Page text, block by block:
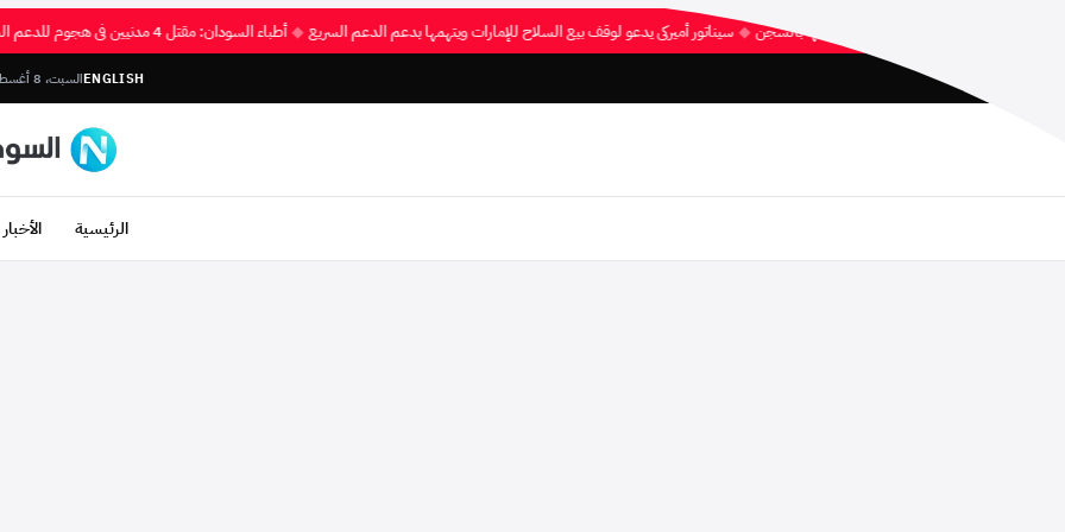
الحركة الشعبية بالإفراج عن ناشطة محكوم عليها بالسجن ◆ سيناتور أميركي يدعو لوقف بيع السلاح للإمارات ويتهمها بدعم الدعم السريع ◆ أطباء السودان: مقتل 4 مدنيين في هجوم للدعم السريع بشمال كردفان
ENGLISHالسبت، 8 أغسطس 2026
الرئيسية الأخبار